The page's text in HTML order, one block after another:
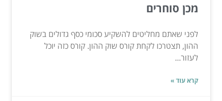
מכן סוחרים
לפני שאתם מחליטים להשקיע סכומי כסף גדולים בשוק
ההון, תצטרכו לקחת קורס שוק ההון. קורס כזה יוכל
לעזור...
קרא עוד »